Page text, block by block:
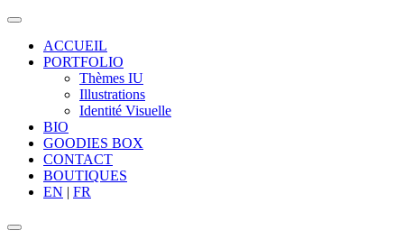
ACCUEIL
PORTFOLIO
Thèmes IU
Illustrations
Identité Visuelle
BIO
GOODIES BOX
CONTACT
BOUTIQUES
EN | FR